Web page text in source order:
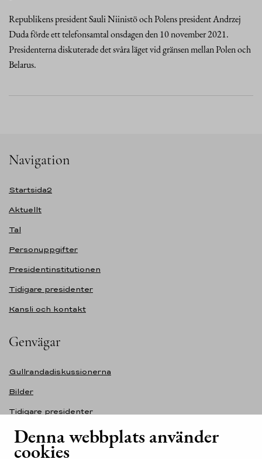
Denna webbplats använder
cookies
Republikens president Sauli Niinistö och Polens president Andrzej
Duda förde ett telefonsamtal onsdagen den 10 november 2021.
Presidenterna diskuterade det svåra läget vid gränsen mellan Polen och
Belarus.
Navigation
Startsida2
Aktuellt
Tal
Personuppgifter
Presidentinstitutionen
Tidigare presidenter
Kansli och kontakt
Genvägar
Gullrandadiskussionerna
Bilder
Tidigare presidenter
Självständighetsdagens festmottagning
Tillgänglighetsutlåtande för webbplatsen presidentti.fi